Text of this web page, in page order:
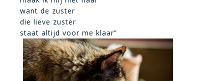
want de zuster
die lieve zuster
staat altijd voor me klaar”